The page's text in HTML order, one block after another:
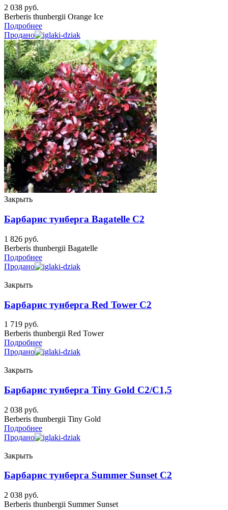
2 038 руб.
Berberis thunbergii Orange Ice
Подробнее
Продано
Закрыть
Барбарис тунберга Bagatelle C2
1 826 руб.
Berberis thunbergii Bagatelle
Подробнее
Продано
Закрыть
Барбарис тунберга Red Tower C2
1 719 руб.
Berberis thunbergii Red Tower
Подробнее
Продано
Закрыть
Барбарис тунберга Tiny Gold C2/C1,5
2 038 руб.
Berberis thunbergii Tiny Gold
Подробнее
Продано
Закрыть
Барбарис тунберга Summer Sunset C2
2 038 руб.
Berberis thunbergii Summer Sunset